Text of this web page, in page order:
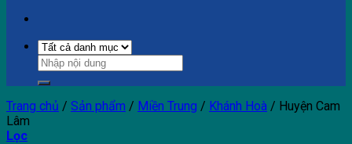
Trang chủ / Sản phẩm / Miền Trung / Khánh Hoà / Huyện Cam
Lâm
Lọc